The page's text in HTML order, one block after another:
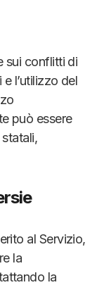
sui conflitti di
l’utilizzo del
può essere
al Servizio,
la
la